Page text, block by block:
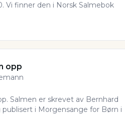
Vi finner den i Norsk Salmebok
opp
Salmen er skrevet av Bernhard
i Morgensange for Børn i